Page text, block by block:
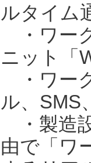
ルタイム
・ワー
ニット「
・ワー
ル、SMS
・製造
由で「ワ